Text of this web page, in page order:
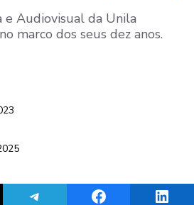
e Audiovisual da Unila
marco dos seus dez anos.
ThreadsShare on TelegramShare on Facebook